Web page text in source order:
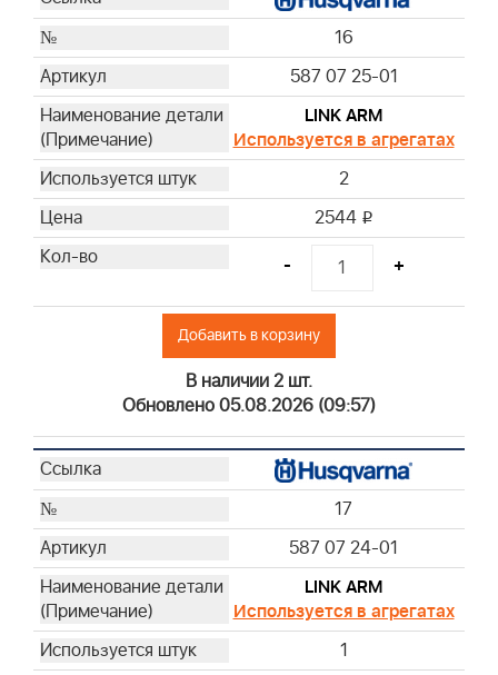
16
587 07 25-01
LINK ARM
Используется в агрегатах
2
2544 i
- +
Добавить в корзину
В наличии 2 шт.
Обновлено 05.08.2026 (09:57)
17
587 07 24-01
LINK ARM
Используется в агрегатах
1